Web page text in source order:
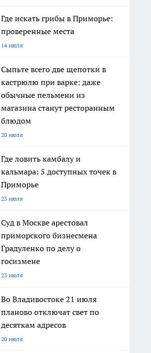
Где искать грибы в Приморье:
проверенные места
14 июля
Сыпьте всего две щепотки в
кастрюлю при варке: даже
обычные пельмени из
магазина станут ресторанным
блюдом
20 июля
Где ловить камбалу и
кальмара: 5 доступных точек в
Приморье
23 июля
Суд в Москве арестовал
приморского бизнесмена
Градуленко по делу о
госизмене
23 июля
Во Владивостоке 21 июля
планово отключат свет по
десяткам адресов
20 июля